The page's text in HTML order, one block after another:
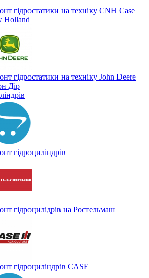
гідростатики на техніку CNH Case
Holland
гідростатики на техніку John Deere
Дір
гідроциліндрів
гідроцилідрів на Ростельмаш
гідроциліндрів CASE